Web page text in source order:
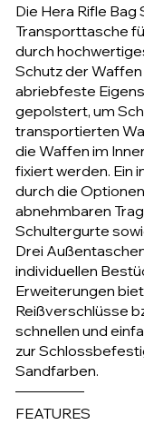
Die Hera Rifle
Transporttasche
durch
Schutz der
abriebfeste
gepolstert, um
transportierten
die Waffen im
fixiert werden. Ein
durch die
abnehmbaren
Schultergurte
Drei
individuellen
Erweiterungen
Reißverschlüsse
schnellen und
zur
Sandfarben.
FEATURES